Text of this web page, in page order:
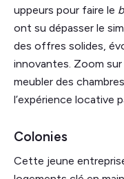
uppeurs pour faire le
ont su dépasser le
des offres solides,
innovantes. Zoom
meubler des
l’expérience locative
Colonies
Cette jeune